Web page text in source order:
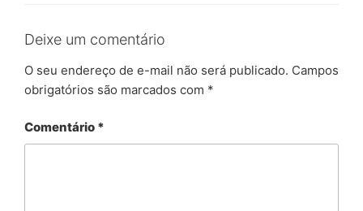
Deixe um comentário
O seu endereço de e-mail não será publicado. Campos
obrigatórios são marcados com *
Comentário *